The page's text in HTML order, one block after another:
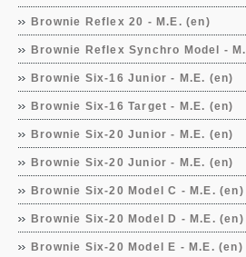
Brownie Reflex 20 - M.E. (en)
Brownie Reflex Synchro Model -
Brownie Six-16 Junior - M.E. (en)
Brownie Six-16 Target - M.E. (en)
Brownie Six-20 Junior - M.E. (en)
Brownie Six-20 Junior - M.E. (en)
Brownie Six-20 Model C - M.E. (en)
Brownie Six-20 Model D - M.E. (en)
Brownie Six-20 Model E - M.E. (en)